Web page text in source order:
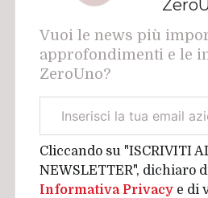
Vuoi le news più
approfondimenti e le
ZeroUno?
aziendale
Cliccando su "ISCRIVITI
NEWSLETTER", dichiaro
Informativa Privacy e di